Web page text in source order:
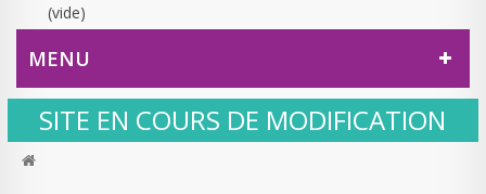
(vide)
MENU
SITE EN COURS DE MODIFICATION